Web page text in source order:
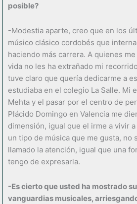
posible?
-Modestia aparte, creo que en los
músico clásico cordobés que
haciendo más carrera. A quienes
vida no les ha extrañado mi
tuve claro que quería dedicarme a
estudiaba en el colegio La Salle. Mi
Mehta y el pasar por el centro de
Plácido Domingo en Valencia me
dimensión, igual que el irme a vivir
un tipo de música que me gusta, no
llamado la atención, igual que una
tengo de expresarla.
-Es cierto que usted ha mostrado
vanguardias musicales,